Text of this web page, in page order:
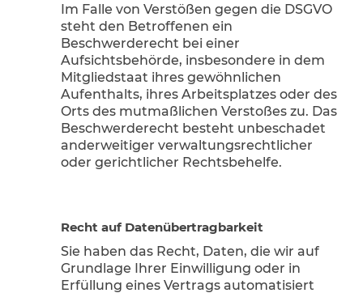
Im Falle von Verstößen gegen die DSGVO
steht den Betroffenen ein
Beschwerderecht bei einer
Aufsichtsbehörde, insbesondere in dem
Mitgliedstaat ihres gewöhnlichen
Aufenthalts, ihres Arbeitsplatzes oder des
Orts des mutmaßlichen Verstoßes zu. Das
Beschwerderecht besteht unbeschadet
anderweitiger verwaltungsrechtlicher
oder gerichtlicher Rechtsbehelfe.
Recht auf Daten­übertrag­barkeit
Sie haben das Recht, Daten, die wir auf
Grundlage Ihrer Einwilligung oder in
Erfüllung eines Vertrags automatisiert